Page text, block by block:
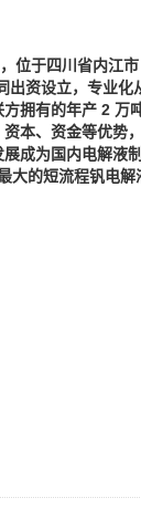
位于四川省内江
出资设立，专业
拥有的年产 2 万
本、资金等优势
成为国内电解液
的短流程钒电